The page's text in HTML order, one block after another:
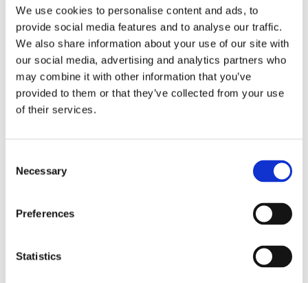
We use cookies to personalise content and ads, to
provide social media features and to analyse our traffic.
We also share information about your use of our site with
our social media, advertising and analytics partners who
may combine it with other information that you’ve
provided to them or that they’ve collected from your use
of their services.
Selection
Necessary
Preferences
Statistics
essenciais para a missão; quando falham,
podem paralisar a empresa. Outras
soluções podem ser classificadas como
críticas para os negócios; a sua ausência
pode afetar significativamente o
desempenho da empresa e a sua
Diferencie a experiência do
cliente
Uma empresa não pode ter sucesso sem